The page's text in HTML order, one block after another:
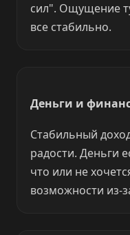
сил". Ощущение
все стабильно.
Деньги и
Стабильный
радости. Деньги
что или не
возможности из-